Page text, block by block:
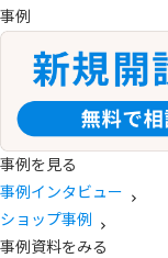
事例
事例を見る
事例インタビュー
ショップ事例
事例資料をみる